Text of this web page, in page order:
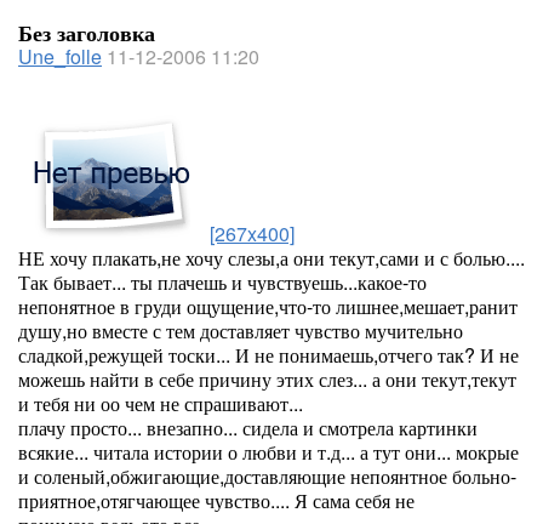
Без заголовка
Une_folle 11-12-2006 11:20
[267x400]
НЕ хочу плакать,не хочу слезы,а они текут,сами и с болью....
Так бывает... ты плачешь и чувствуешь...какое-то
непонятное в груди ощущение,что-то лишнее,мешает,ранит
душу,но вместе с тем доставляет чувство мучительно
сладкой,режущей тоски... И не понимаешь,отчего так? И не
можешь найти в себе причину этих слез... а они текут,текут
и тебя ни оо чем не спрашивают...
плачу просто... внезапно... сидела и смотрела картинки
всякие... читала истории о любви и т.д... а тут они... мокрые
и соленый,обжигающие,доставляющие непоянтное больно-
приятное,отягчающее чувство.... Я сама себя не